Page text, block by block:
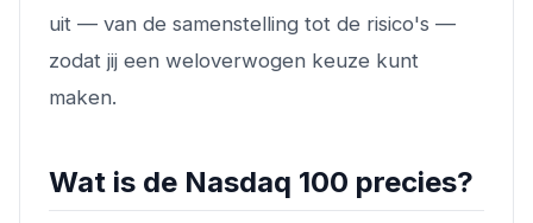
uit — van de samenstelling tot de risico's —
zodat jij een weloverwogen keuze kunt
maken.
Wat is de Nasdaq 100 precies?